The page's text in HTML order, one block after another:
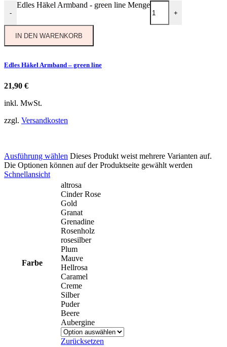
-
Edles Häkel Armband - green line Menge
+
IN DEN WARENKORB
Edles Häkel Armband – green line
21,90 €
inkl. MwSt.
zzgl. Versandkosten
Ausführung wählen Dieses Produkt weist mehrere Varianten auf.
Die Optionen können auf der Produktseite gewählt werden
Schnellansicht
Farbe
altrosa
Cinder Rose
Gold
Granat
Grenadine
Rosenholz
rosesilber
Plum
Mauve
Hellrosa
Caramel
Creme
Silber
Puder
Beere
Aubergine
Zurücksetzen